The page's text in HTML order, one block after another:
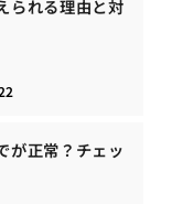
られる理由と対
が正常？チェッ